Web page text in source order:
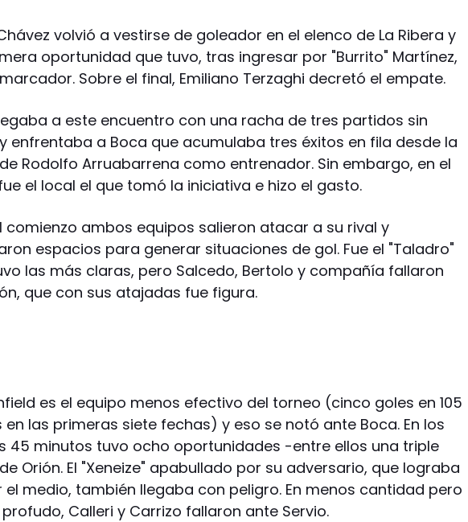
volvió a vestirse de goleador en el elenco de La Ribera y
oportunidad que tuvo, tras ingresar por "Burrito" Martínez,
Sobre el final, Emiliano Terzaghi decretó el empate.
a este encuentro con una racha de tres partidos sin
enfrentaba a Boca que acumulaba tres éxitos en fila desde la
Rodolfo Arruabarrena como entrenador. Sin embargo, en el
el local el que tomó la iniciativa e hizo el gasto.
comienzo ambos equipos salieron atacar a su rival y
espacios para generar situaciones de gol. Fue el "Taladro"
las más claras, pero Salcedo, Bertolo y compañía fallaron
que con sus atajadas fue figura.
es el equipo menos efectivo del torneo (cinco goles en 105
en las primeras siete fechas) y eso se notó ante Boca. En los
45 minutos tuvo ocho oportunidades -entre ellos una triple
Orión. El "Xeneize" apabullado por su adversario, que lograba
el medio, también llegaba con peligro. En menos cantidad pero
Calleri y Carrizo fallaron ante Servio.